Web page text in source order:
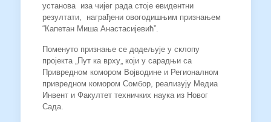
установа иза чијег рада стоје евидентни
резултати, награђени овогодишњим признањем
“Капетан Миша Анастасијевић”.
Поменуто признање се додељује у склопу
пројекта „Пут ка врху„ који у сарадњи са
Привредном комором Војводине и Регионалном
привредном комором Сомбор, реализују Медиа
Инвент и Факултет техничких наука из Новог
Сада.